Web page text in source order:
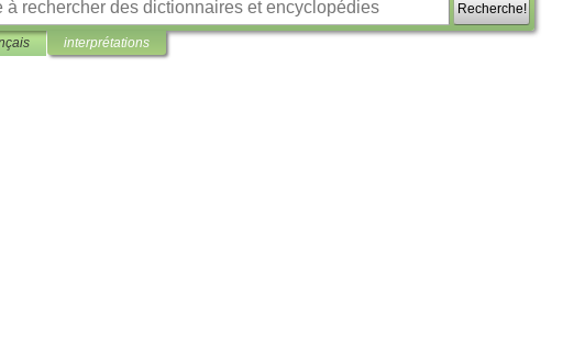
Recherche!
interprétations